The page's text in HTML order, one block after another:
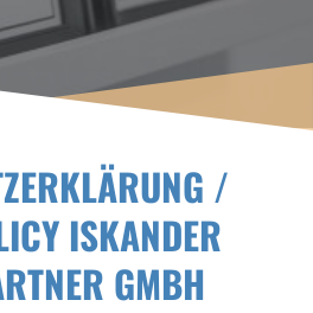
/
ISKANDER
GMBH